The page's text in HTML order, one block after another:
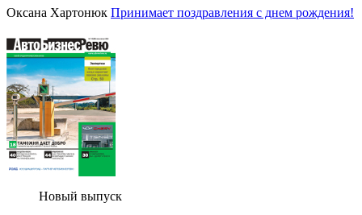
Оксана Хартонюк Принимает поздравления с днем рождения!
Новый выпуск